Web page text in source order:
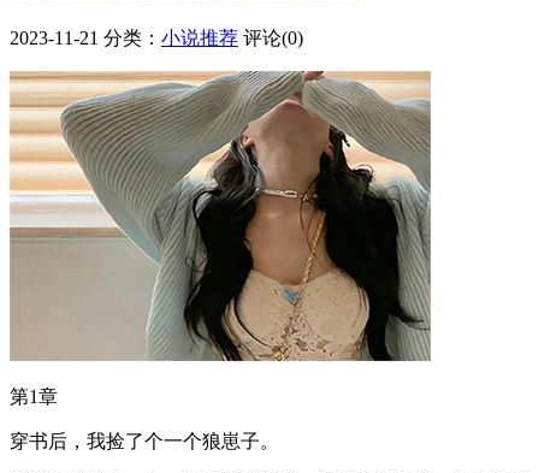
2023-11-21 分类： 小说推荐 评论(0)
第1章
穿书后，我捡了个一个狼崽子。